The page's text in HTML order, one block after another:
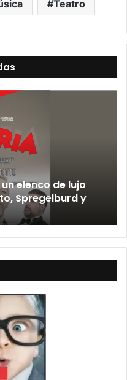
Teatro
un elenco de lujo
Spregelburd y